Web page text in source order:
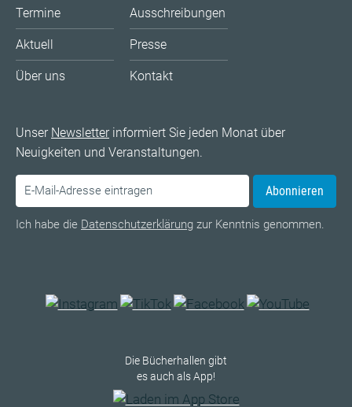
Termine
Aktuell
Über uns
Ausschreibungen
Presse
Kontakt
Unser Newsletterinformiert Sie jeden Monat über
Neuigkeiten und Veranstaltungen.
Abonnieren
Ich habe die Datenschutzerklärung zur Kenntnis genommen.
Die Bücherhallen gibt
es auch als App!